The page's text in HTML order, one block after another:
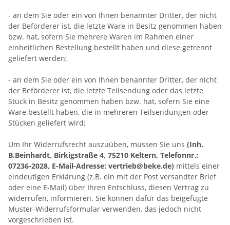
- an dem Sie oder ein von Ihnen benannter Dritter, der nicht
der Beförderer ist, die letzte Ware in Besitz genommen haben
bzw. hat, sofern Sie mehrere Waren im Rahmen einer
einheitlichen Bestellung bestellt haben und diese getrennt
geliefert werden;
- an dem Sie oder ein von Ihnen benannter Dritter, der nicht
der Beförderer ist, die letzte Teilsendung oder das letzte
Stück in Besitz genommen haben bzw. hat, sofern Sie eine
Ware bestellt haben, die in mehreren Teilsendungen oder
Stücken geliefert wird;
Um Ihr Widerrufsrecht auszuüben, müssen Sie uns (Inh.
B.Beinhardt, Birkigstraße 4, 75210 Keltern, Telefonnr.:
07236-2028, E-Mail-Adresse: vertrieb@beke.de) mittels einer
eindeutigen Erklärung (z.B. ein mit der Post versandter Brief
oder eine E-Mail) über Ihren Entschluss, diesen Vertrag zu
widerrufen, informieren. Sie können dafür das beigefügte
Muster-Widerrufsformular verwenden, das jedoch nicht
vorgeschrieben ist.